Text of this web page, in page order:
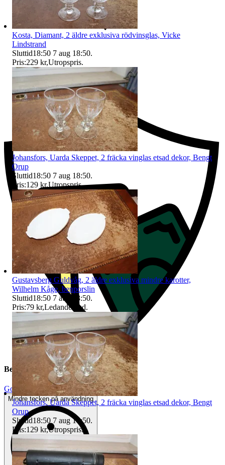
Ersättning om du inte får din vara
Beskrivning
Gott använt skick
Mindre tecken på användning
Kosta, Diamant, 2 äldre exklusiva rödvinsglas, Vicke
Lindstrand
Sluttid18:50 7 aug 18:50.
Pris:229 kr,Utropspris.
Johansfors, Uarda Skeppet, 2 fräcka vinglas etsad dekor, Bengt
Orup
Sluttid18:50 7 aug 18:50.
Pris:129 kr,Utropspris.
Gustavsberg Guldvåg, 2 äldre exklusiva mindre karotter,
Wilhelm Kåge, benporslin
Sluttid18:50 7 aug 18:50.
Pris:79 kr,Ledande bud.
Johansfors, Uarda Skeppet, 2 fräcka vinglas etsad dekor, Bengt
Orup
Sluttid18:50 7 aug 18:50.
Pris:129 kr,Utropspris.